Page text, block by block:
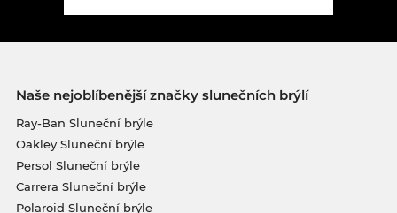
Naše nejoblíbenější značky slunečních brýlí
Ray-Ban Sluneční brýle
Oakley Sluneční brýle
Persol Sluneční brýle
Carrera Sluneční brýle
Polaroid Sluneční brýle